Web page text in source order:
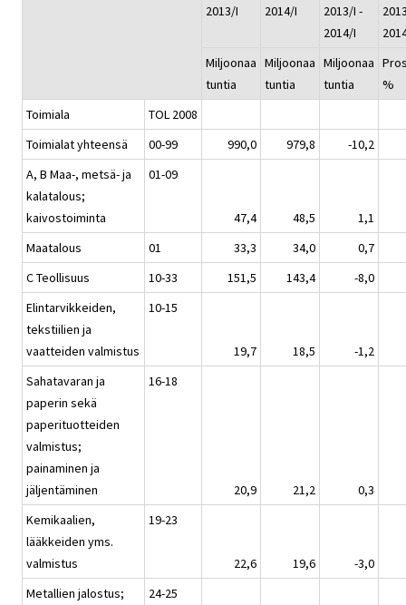
2013/I
2014/I
2013/I -
2014/I
Miljoonaa
tuntia
Miljoonaa
tuntia
Miljoonaa
tuntia
%
Toimiala
TOL 2008
Toimialat yhteensä
00-99 990,0 979,8
-10,2
A, B Maa-, metsä- ja
kalatalous;
kaivostoiminta
01-09
47,4 48,5
1,1
Maatalous
01 33,3 34,0
0,7
C Teollisuus
10-33 151,5 143,4
-8,0
Elintarvikkeiden,
tekstiilien ja
vaatteiden valmistus
10-15
19,7 18,5
-1,2
Sahatavaran ja
paperin sekä
paperituotteiden
valmistus;
painaminen ja
jäljentäminen
16-18
20,9 21,2
0,3
Kemikaalien,
lääkkeiden yms.
valmistus
19-23
22,6 19,6
-3,0
Metallien jalostus;
24-25